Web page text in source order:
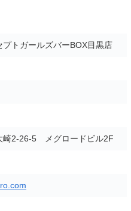
プトガールズバーBOX目黒店
崎2-26-5 メグロードビル2F